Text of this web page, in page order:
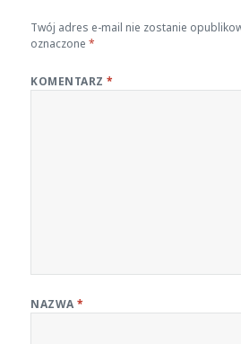
Twój adres e-mail nie zostanie
oznaczone*
KOMENTARZ*
NAZWA*